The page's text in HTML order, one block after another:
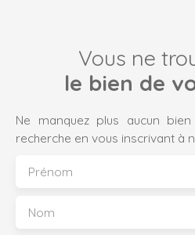
Vous ne
le bien de
Ne manquez plus aucun
recherche en vous inscrivant à
Prénom
Nom